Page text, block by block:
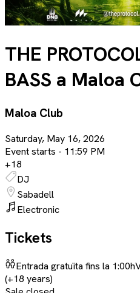
THE
BASS a Maloa
Maloa Club
Saturday, May 16, 2026
Event starts - 11:59 PM
+18
DJ
Sabadell
Electronic
Tickets
Entrada gratuïta fins la 1:00h
(+18 years)